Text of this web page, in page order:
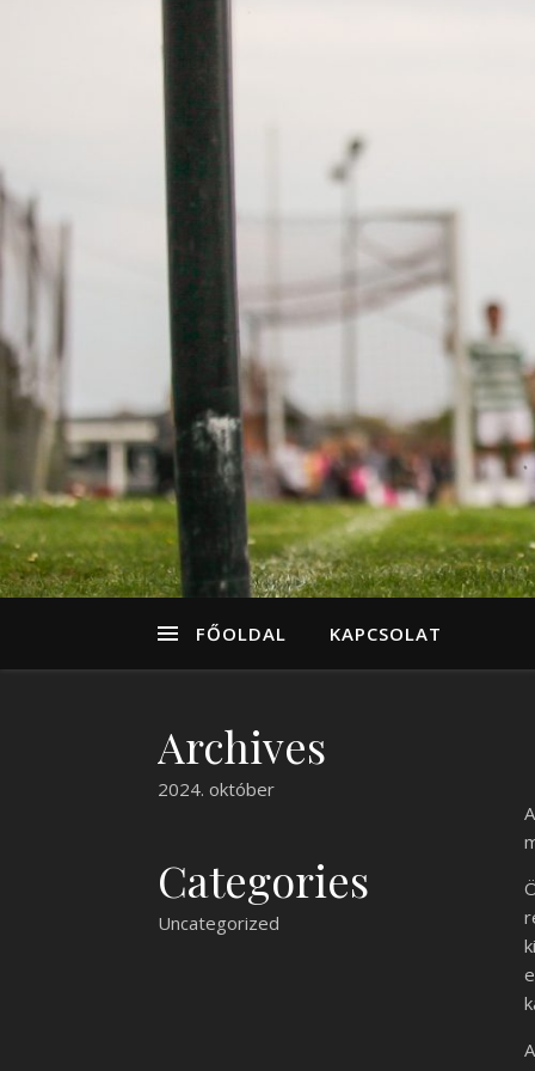
FŐOLDAL KAPCSOLAT
Archives
2024. október
Categories
Uncategorized